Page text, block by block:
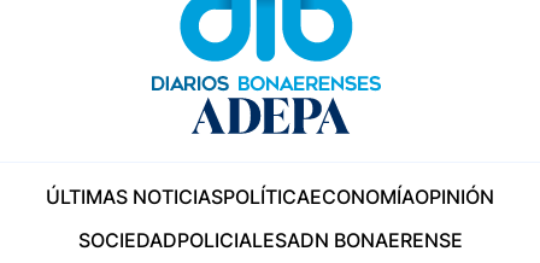
ÚLTIMAS NOTICIASPOLÍTICAECONOMÍAOPINIÓN
SOCIEDADPOLICIALESADN BONAERENSE